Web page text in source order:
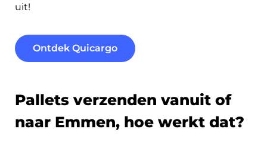
uit!
Ontdek Quicargo
Pallets verzenden vanuit of
naar Emmen, hoe werkt dat?